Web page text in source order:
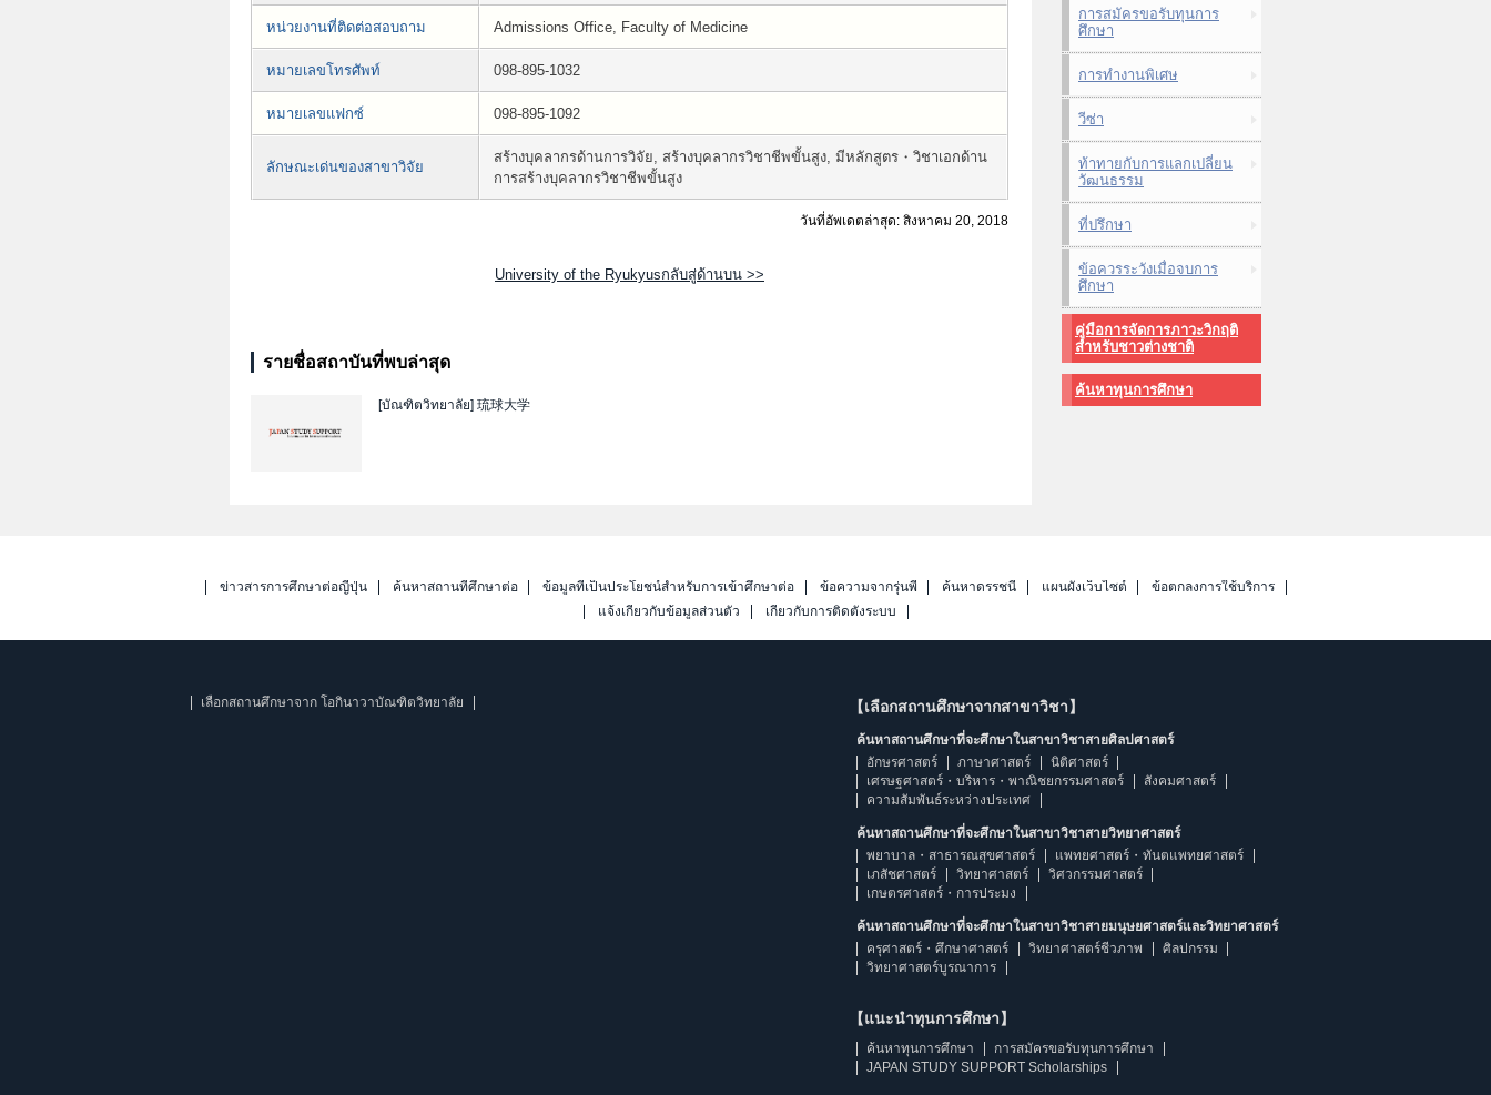
หน่วยงานที่ติดต่อสอบถาม Admissions Office, Faculty of Medicine
หมายเลขโทรศัพท์ 098-895-1032
หมายเลขแฟกซ์ 098-895-1092
ลักษณะเด่นของสาขาวิจัย
สร้างบุคลากรด้านการวิจัย, สร้างบุคลากรวิชาชีพขั้นสูง, มีหลักสูตร・วิชาเอกด้าน
การสร้างบุคลากรวิชาชีพขั้นสูง
วันที่อัพเดตล่าสุด: สิงหาคม 20, 2018
University of the Ryukyusกลับสู่ด้านบน >>
รายชื่อสถาบันที่พบล่าสุด
[บัณฑิตวิทยาลัย] 琉球大学
การสมัครขอรับทุนการ
ศึกษา
การทำงานพิเศษ
วีซ่า
ท้าทายกับการแลกเปลี่ยน
วัฒนธรรม
ที่ปรึกษา
ข้อควรระวังเมื่อจบการ
ศึกษา
คู่มือการจัดการภาวะวิกฤติ
สำหรับชาวต่างชาติ
ค้นหาทุนการศึกษา
ข่าวสารการศึกษาต่อญี่ปุ่น ค้นหาสถานที่ศึกษาต่อ ข้อมูลที่เป็นประโยชน์สำหรับการเข้าศึกษาต่อ ข้อความจากรุ่นพี่ ค้นหาดรรชนี แผนผังเว็บไซต์
ข้อตกลงการใช้บริการ
แจ้งเกี่ยวกับข้อมูลส่วนตัว
เกี่ยวกับการติดตั้งระบบ
เลือกสถานศึกษาจาก โอกินาวาบัณฑิตวิทยาลัย 【เลือกสถานศึกษาจากสาขาวิชา】
ค้นหาสถานศึกษาที่จะศึกษาในสาขาวิชาสายศิลปศาสตร์
อักษรศาสตร์
ภาษาศาสตร์
นิติศาสตร์
เศรษฐศาสตร์・บริหาร・พาณิชยกรรมศาสตร์
สังคมศาสตร์
ความสัมพันธ์ระหว่างประเทศ
ค้นหาสถานศึกษาที่จะศึกษาในสาขาวิชาสายวิทยาศาสตร์
พยาบาล・สาธารณสุขศาสตร์
แพทยศาสตร์・ทันตแพทยศาสตร์
เภสัชศาสตร์
วิทยาศาสตร์
วิศวกรรมศาสตร์
เกษตรศาสตร์・การประมง
ค้นหาสถานศึกษาที่จะศึกษาในสาขาวิชาสายมนุษยศาสตร์และวิทยาศาสตร์
ครุศาสตร์・ศึกษาศาสตร์
วิทยาศาสตร์ชีวภาพ
ศิลปกรรม
วิทยาศาสตร์บูรณาการ
【แนะนำทุนการศึกษา】
ค้นหาทุนการศึกษา
การสมัครขอรับทุนการศึกษา
JAPAN STUDY SUPPORT Scholarships